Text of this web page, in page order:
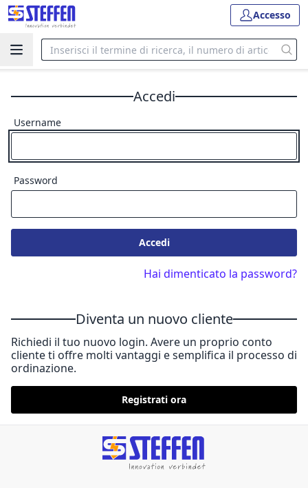
Accesso
Accedi
Username
Password
Accedi
Hai dimenticato la password?
Diventa un nuovo cliente
Richiedi il tuo nuovo login. Avere un proprio conto
cliente ti offre molti vantaggi e semplifica il processo di
ordinazione.
Registrati ora